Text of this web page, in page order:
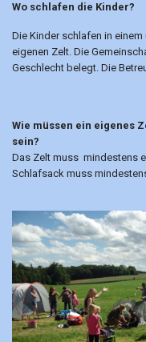
Wo schlafen die Kinder?
Die Kinder schlafen in
eigenen Zelt. Die
Geschlecht belegt. Die
Wie müssen ein eigenes
sein?
Das Zelt muss mindestens
Schlafsack muss